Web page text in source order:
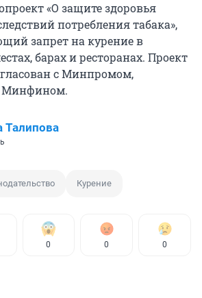
«О защите здоровья
потребления табака»,
запрет на курение в
барах и ресторанах. Проект
с Минпромом,
Минфином.
Талипова
Курение
0 0 0